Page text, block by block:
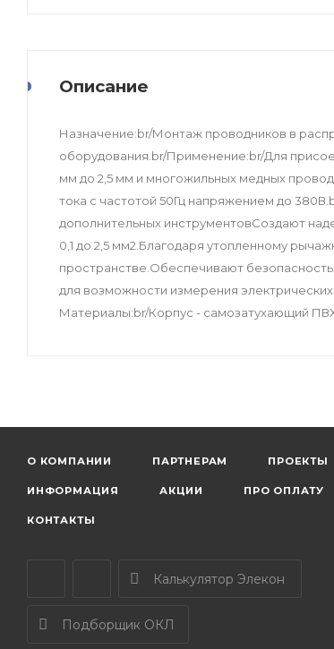
Описание
Назначение:br/Монтаж проводников в
оборудования.br/Применение:br/Для
мм до 2,5 мм и многожильных медных
тока с частотой 50Гц напряжением до
дополнительных инструментовСоздают
0,1 до 2,5 мм2.Благодаря утопленному
пространстве.Обеспечивают
для возможности измерения
Материалы:br/Корпус - самозатухающий
О КОМПАНИИ ПАРТНЕРАМ ПРОЕКТЫ
ИНФОРМАЦИЯ АКЦИИ ПРО ОПЛАТУ
КОНТАКТЫ
Калькулятор Элекон
Подборщик ОКЛ